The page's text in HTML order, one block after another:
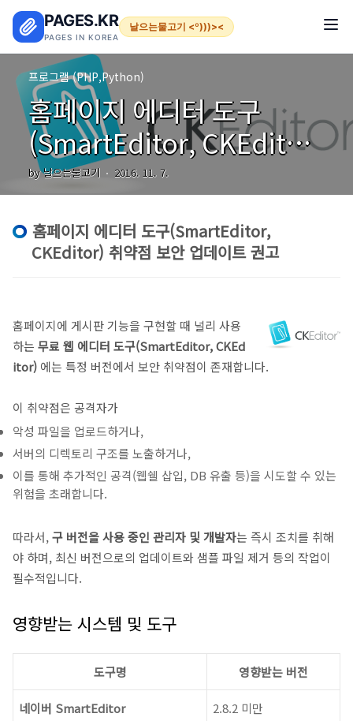
PAGES.KR
PAGES IN KOREA
날으는물고기 <º)))><
프로그램 (PHP,Python)
홈페이지 에디터 도구
(SmartEditor, CKEditor)
취약점 보안 업데이트 권고
by 날으는물고기 2016. 11. 7.
홈페이지 에디터 도구(SmartEditor,
CKEditor) 취약점 보안 업데이트 권고
홈페이지에 게시판 기능을 구현할 때 널리 사용
하는 무료 웹 에디터 도구(SmartEditor, CKEd
itor) 에는 특정 버전에서 보안 취약점이 존재합니다.
이 취약점은 공격자가
악성 파일을 업로드하거나,
서버의 디렉토리 구조를 노출하거나,
이를 통해 추가적인 공격(웹쉘 삽입, DB 유출 등)을 시도할 수 있는
위험을 초래합니다.
따라서,구 버전을 사용 중인 관리자 및 개발자는 즉시 조치를 취해
야 하며, 최신 버전으로의 업데이트와 샘플 파일 제거 등의 작업이
필수적입니다.
영향받는 시스템 및 도구
도구명 영향받는 버전
네이버 SmartEditor 2.8.2 미만